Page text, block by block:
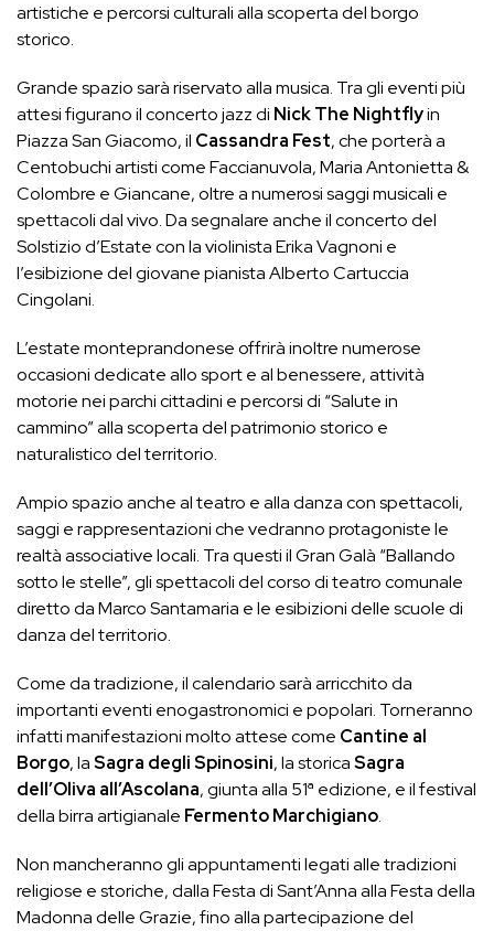
artistiche e percorsi culturali alla scoperta del borgo
storico.
Grande spazio sarà riservato alla musica. Tra gli eventi più
attesi figurano il concerto jazz di Nick The Nightflyin
Piazza San Giacomo, il Cassandra Fest, che porterà a
Centobuchi artisti come Faccianuvola, Maria Antonietta &
Colombre e Giancane, oltre a numerosi saggi musicali e
spettacoli dal vivo. Da segnalare anche il concerto del
Solstizio d’Estate con la violinista Erika Vagnoni e
l’esibizione del giovane pianista Alberto Cartuccia
Cingolani.
L’estate monteprandonese offrirà inoltre numerose
occasioni dedicate allo sport e al benessere, attività
motorie nei parchi cittadini e percorsi di “Salute in
cammino” alla scoperta del patrimonio storico e
naturalistico del territorio.
Ampio spazio anche al teatro e alla danza con spettacoli,
saggi e rappresentazioni che vedranno protagoniste le
realtà associative locali. Tra questi il Gran Galà “Ballando
sotto le stelle”, gli spettacoli del corso di teatro comunale
diretto da Marco Santamaria e le esibizioni delle scuole di
danza del territorio.
Come da tradizione, il calendario sarà arricchito da
importanti eventi enogastronomici e popolari. Torneranno
infatti manifestazioni molto attese come Cantine al
Borgo, laSagra degli Spinosini, la storicaSagra
dell’Oliva all’Ascolana, giunta alla 51ª edizione, e il festival
della birra artigianale Fermento Marchigiano.
Non mancheranno gli appuntamenti legati alle tradizioni
religiose e storiche, dalla Festa di Sant’Anna alla Festa della
Madonna delle Grazie, fino alla partecipazione del